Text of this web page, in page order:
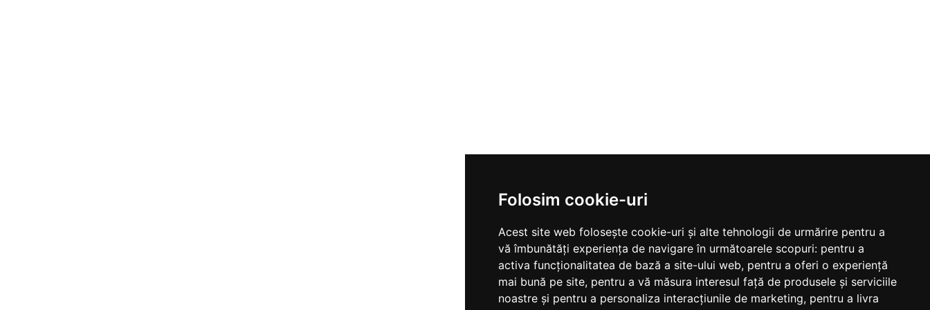
Folosim cookie-uri
Acest site web folosește cookie-uri și alte tehnologii de urmărire pentru a
vă îmbunătăți experiența de navigare în următoarele scopuri: pentru a
activa funcționalitatea de bază a site-ului web, pentru a oferi o experiență
mai bună pe site, pentru a vă măsura interesul față de produsele și serviciile
noastre și pentru a personaliza interacțiunile de marketing, pentru a livra